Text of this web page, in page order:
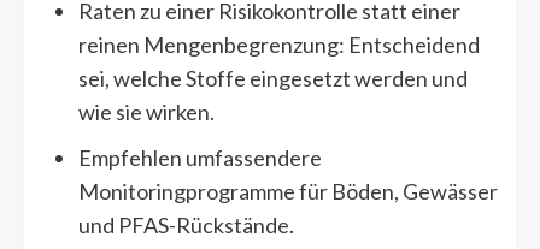
Raten zu einer Risikokontrolle statt einer
reinen Mengenbegrenzung: Entscheidend
sei, welche Stoffe eingesetzt werden und
wie sie wirken.
Empfehlen umfassendere
Monitoringprogramme für Böden, Gewässer
und PFAS-Rückstände.